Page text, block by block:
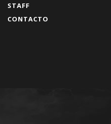
STAFF
CONTACTO